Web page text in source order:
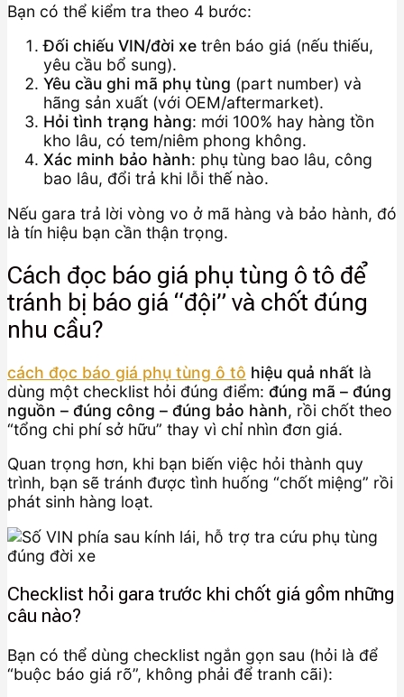
Bạn có thể kiểm tra theo 4 bước:
Đối chiếu VIN/đời xe trên báo giá (nếu thiếu,
yêu cầu bổ sung).
Yêu cầu ghi mã phụ tùng (part number) và
hãng sản xuất (với OEM/aftermarket).
Hỏi tình trạng hàng: mới 100% hay hàng tồn
kho lâu, có tem/niêm phong không.
Xác minh bảo hành: phụ tùng bao lâu, công
bao lâu, đổi trả khi lỗi thế nào.
Nếu gara trả lời vòng vo ở mã hàng và bảo hành, đó
là tín hiệu bạn cần thận trọng.
Cách đọc báo giá phụ tùng ô tô để
tránh bị báo giá “đội” và chốt đúng
nhu cầu?
cách đọc báo giá phụ tùng ô tô hiệu quả nhất là
dùng một checklist hỏi đúng điểm: đúng mã – đúng
nguồn – đúng công – đúng bảo hành, rồi chốt theo
“tổng chi phí sở hữu” thay vì chỉ nhìn đơn giá.
Quan trọng hơn, khi bạn biến việc hỏi thành quy
trình, bạn sẽ tránh được tình huống “chốt miệng” rồi
phát sinh hàng loạt.
Checklist hỏi gara trước khi chốt giá gồm những
câu nào?
Bạn có thể dùng checklist ngắn gọn sau (hỏi là để
“buộc báo giá rõ”, không phải để tranh cãi):